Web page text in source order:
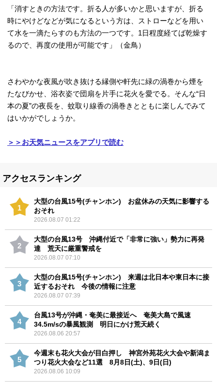
「消すときの方法です。折る人が多いかと思いますが、折る
時にやけどなどが気になるという方は、ストローなどを用い
て水を一滴たらすのも方法の一つです。1日程度経てば乾燥す
るので、再度の使用が可能です」（金鳥）
さわやかな夜風が吹き抜ける縁側や軒先に緑の渦巻から煙を
たなびかせ、浴衣姿で団扇を片手に花火を愛でる。そんな“日
本の夏”の夜長を、蚊取り線香の渦巻きとともに楽しんでみて
はいかがでしょうか。
＞＞お天気ニュースをアプリで読む
アクセスランキング
1
大型の台風15号(チャンホン) お盆休みの天気に影響する
おそれ
2026.08.07 01:22
2
大型の台風13号 沖縄付近で「非常に強い」勢力に再発
達 荒天に厳重警戒を
2026.08.07 07:10
3
大型の台風15号(チャンホン) 来週は北日本や東日本に接
近するおそれ 今後の情報に注意
2026.08.07 07:39
4
台風13号が沖縄・奄美に最接近へ 奄美大島で風速
34.5m/sの暴風観測 明日にかけ荒天続く
2026.08.06 20:57
5
今週末も花火大会が目白押し 神宮外苑花火大会や新潟ま
つり花火大会など11選 8月8日(土)、9日(日)
2026.08.06 10:09